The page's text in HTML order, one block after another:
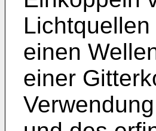
einen
einer